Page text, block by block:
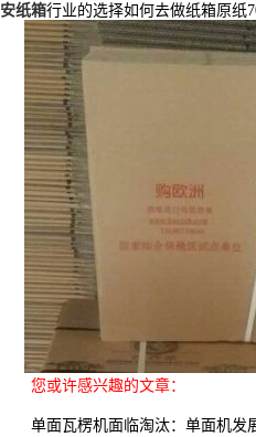
安纸箱行业的选择如何去做纸箱原纸
您或许感兴趣的文章：
单面瓦楞机面临淘汰：单面机发